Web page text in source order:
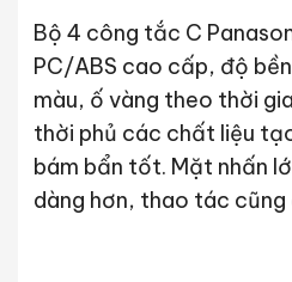
Bộ 4 công tắc C
PC/ABS cao cấp, độ
màu, ố vàng theo thời
thời phủ các chất liệu
bám bẩn tốt. Mặt nhấn
dàng hơn, thao tác cũng